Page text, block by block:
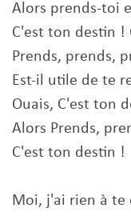
Alors prends-toi
C'est ton destin !
Prends, prends,
Est-il utile de te
Ouais, C'est ton
Alors Prends,
C'est ton destin !
Moi, j'ai rien à te